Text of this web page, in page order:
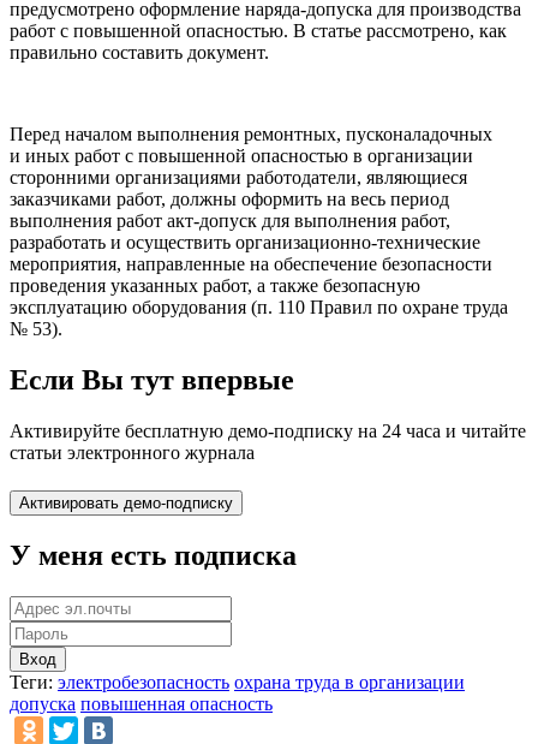
предусмотрено оформление наряда-допуска для производства
работ с повышенной опасностью. В статье рассмотрено, как
правильно составить документ.
Перед началом выполнения ремонтных, пусконаладочных
и иных работ с повышенной опасностью в организации
сторонними организациями работодатели, являющиеся
заказчиками работ, должны оформить на весь период
выполнения работ акт-допуск для выполнения работ,
разработать и осуществить организационно-технические
мероприятия, направленные на обеспечение безопасности
проведения указанных работ, а также безопасную
эксплуатацию оборудования (п. 110 Правил по охране труда
№ 53).
Если Вы тут впервые
Активируйте бесплатную демо-подписку на 24 часа и читайте
статьи электронного журнала
У меня есть подписка
Вход
Теги: электробезопасность охрана труда в организации
допуска повышенная опасность